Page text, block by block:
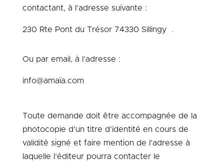
contactant, à l’adresse suivante :
230 Rte Pont du Trésor 74330 Sillingy.
Ou par email, à l’adresse :
info@amaïa.com
Toute demande doit être accompagnée de la
photocopie d’un titre d’identité en cours de
validité signé et faire mention de l’adresse à
laquelle l’éditeur pourra contacter le